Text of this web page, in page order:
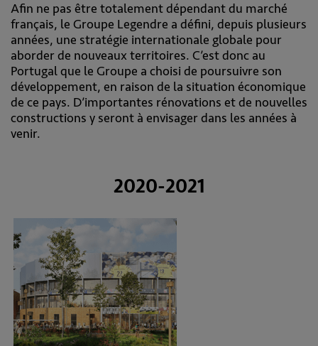
Afin ne pas être totalement dépendant du marché
français, le Groupe Legendre a défini, depuis plusieurs
années, une stratégie internationale globale pour
aborder de nouveaux territoires. C’est donc au
Portugal que le Groupe a choisi de poursuivre son
développement, en raison de la situation économique
de ce pays. D’importantes rénovations et de nouvelles
constructions y seront à envisager dans les années à
venir.
2020-2021